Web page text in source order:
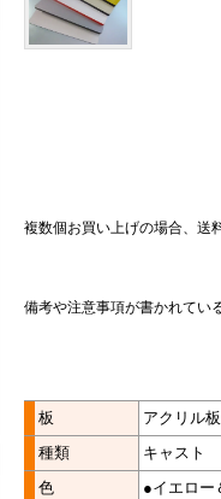
複数個お買い上げの場合、送
備考や注意事項が書かれてい
板
アクリル板
種類
キャスト
色
●イエロ